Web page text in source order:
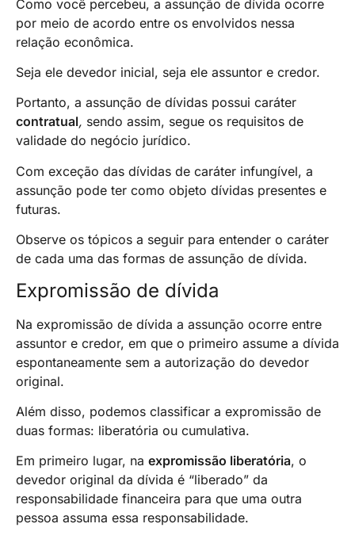
Como você percebeu, a assunção de dívida ocorre
por meio de acordo entre os envolvidos nessa
relação econômica.
Seja ele devedor inicial, seja ele assuntor e credor.
Portanto, a assunção de dívidas possui caráter
contratual, sendo assim, segue os requisitos de
validade do negócio jurídico.
Com exceção das dívidas de caráter infungível, a
assunção pode ter como objeto dívidas presentes e
futuras.
Observe os tópicos a seguir para entender o caráter
de cada uma das formas de assunção de dívida.
Expromissão de dívida
Na expromissão de dívida a assunção ocorre entre
assuntor e credor, em que o primeiro assume a dívida
espontaneamente sem a autorização do devedor
original.
Além disso, podemos classificar a expromissão de
duas formas: liberatória ou cumulativa.
Em primeiro lugar, na expromissão liberatória, o
devedor original da dívida é “liberado” da
responsabilidade financeira para que uma outra
pessoa assuma essa responsabilidade.